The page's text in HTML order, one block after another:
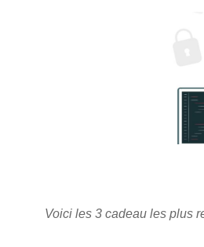
Voici les 3 cadeau les plus